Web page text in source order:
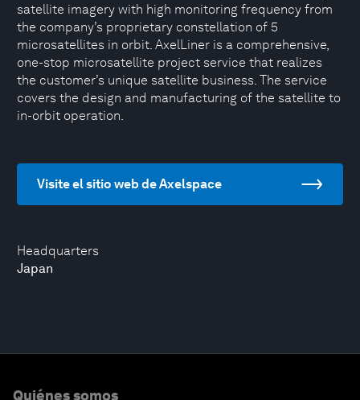
Headquarters
Japan
satellite imagery with high monitoring frequency from
the company’s proprietary constellation of 5
microsatellites in orbit. AxelLiner is a comprehensive,
one-stop microsatellite project service that realizes
the customer’s unique satellite business. The service
covers the design and manufacturing of the satellite to
in-orbit operation.
Visite el sitio web de Axelspace
Quiénes somos